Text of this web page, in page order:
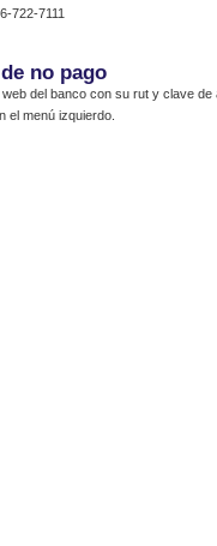
722-7111
no pago
web del banco con su rut y clave
el menú izquierdo.